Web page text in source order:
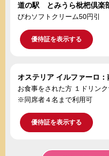
道の駅 とみうら枇杷倶楽
びわソフトクリーム50円引
優待証を表示する
オステリア イルファーロ：
お食事をされた方 １ドリン
※同席者４名まで利用可
優待証を表示する